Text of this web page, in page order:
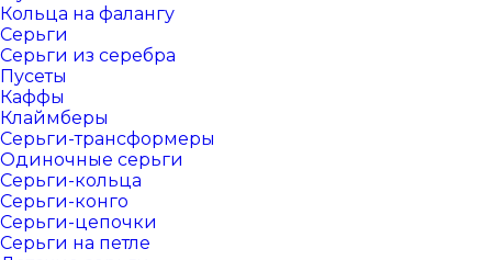
Кольца на фалангу
Серьги
Серьги из серебра
Пусеты
Каффы
Клаймберы
Серьги-трансформеры
Одиночные серьги
Серьги-кольца
Серьги-конго
Серьги-цепочки
Серьги на петле